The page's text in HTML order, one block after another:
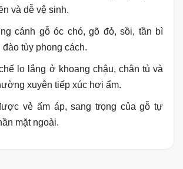
và dễ vệ sinh.
cánh gỗ óc chó, gõ đỏ, sồi, tần bì
đào tùy phong cách.
lo lắng ở khoang chậu, chân tủ và
xuyên tiếp xúc hơi ẩm.
vẻ ấm áp, sang trọng của gỗ tự
mặt ngoài.